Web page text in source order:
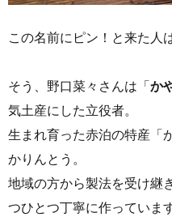
この名前にピン！と来た人
そう、野口菜々さんは「か
気土産にした立役者。
生まれ育った赤泊の特産「
かりんとう。
地域の方から製法を受け継
つひとつ丁寧に作っています